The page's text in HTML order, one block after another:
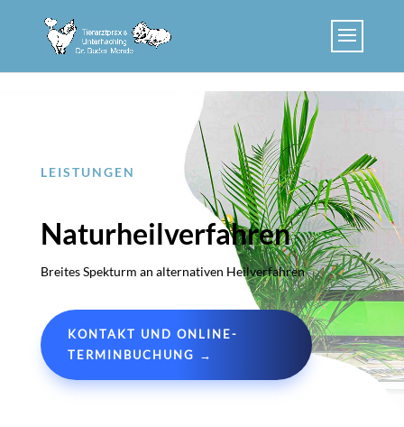
LEISTUNGEN
Naturheilverfahren
Breites Spekturm an alternativen Heilverfahren
KONTAKT UND ONLINE-
TERMINBUCHUNG →